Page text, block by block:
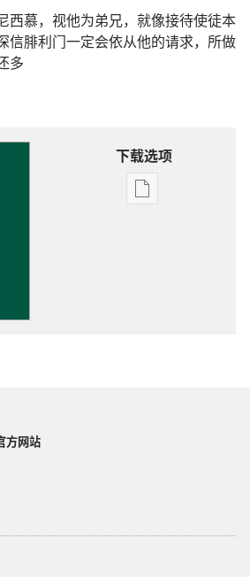
西慕，视他为弟兄，就像接待使徒本
信腓利门一定会依从他的请求，所做
多
下载选项
电
方网站